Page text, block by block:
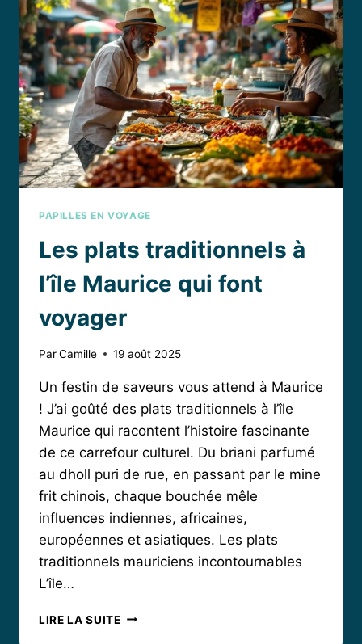
TRADITIONNELS
SUISSES
PAPILLES EN VOYAGE
Les plats traditionnels à
l’île Maurice qui font
voyager
ParCamille 19 août 2025
Un festin de saveurs vous attend à Maurice
! J’ai goûté des plats traditionnels à l’île
Maurice qui racontent l’histoire fascinante
de ce carrefour culturel. Du briani parfumé
au dholl puri de rue, en passant par le mine
frit chinois, chaque bouchée mêle
influences indiennes, africaines,
européennes et asiatiques. Les plats
traditionnels mauriciens incontournables
L’île…
LIRE LA SUITELES